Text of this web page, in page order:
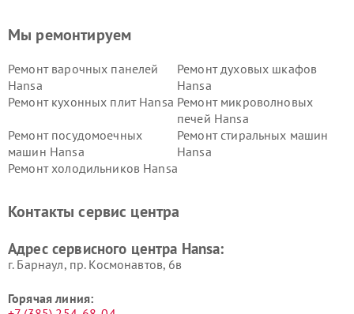
Мы ремонтируем
Ремонт варочных панелей
Hansa
Ремонт духовых шкафов
Hansa
Ремонт кухонных плит Hansa Ремонт микроволновых
печей Hansa
Ремонт посудомоечных
машин Hansa
Ремонт стиральных машин
Hansa
Ремонт холодильников Hansa
Контакты сервис центра
Адрес сервисного центра Hansa:
г. Барнаул, ​пр. Космонавтов, 6в
Горячая линия: